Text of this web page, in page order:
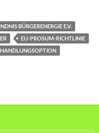
BÜRGERENERGIE E.V.
EU-PROSUM-RICHTLINIE
HANDLUNGSOPTION